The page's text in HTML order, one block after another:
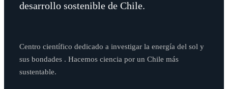
desarrollo sostenible de Chile.
Centro científico dedicado a investigar la energía del sol y
sus bondades . Hacemos ciencia por un Chile más
sustentable.